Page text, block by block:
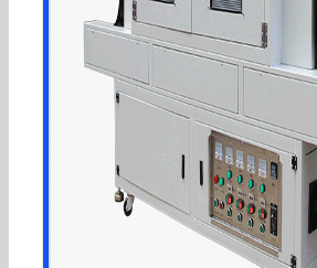
印刷配套UV光固化机指甲贴专用
UV胶水固化台式设